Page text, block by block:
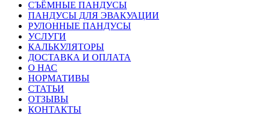
СЪЁМНЫЕ ПАНДУСЫ
ПАНДУСЫ ДЛЯ ЭВАКУАЦИИ
РУЛОННЫЕ ПАНДУСЫ
УСЛУГИ
КАЛЬКУЛЯТОРЫ
ДОСТАВКА И ОПЛАТА
О НАС
НОРМАТИВЫ
СТАТЬИ
ОТЗЫВЫ
КОНТАКТЫ